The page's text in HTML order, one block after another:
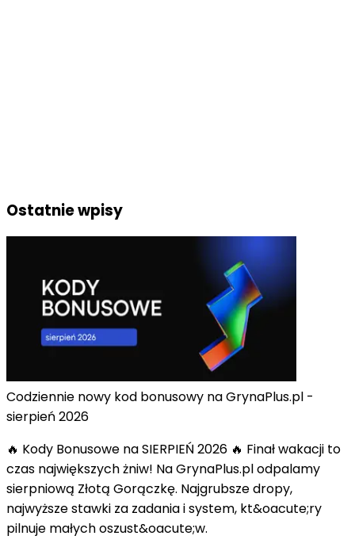
Ostatnie wpisy
Codziennie nowy kod bonusowy na GrynaPlus.pl -
sierpień 2026
🔥 Kody Bonusowe na SIERPIEŃ 2026 🔥 Finał wakacji to
czas największych żniw! Na GrynaPlus.pl odpalamy
sierpniową Złotą Gorączkę. Najgrubsze dropy,
najwyższe stawki za zadania i system, kt&oacute;ry
pilnuje małych oszust&oacute;w.